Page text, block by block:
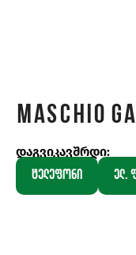
Maschio
დაგვიკავშრდი:
ტელეფონი
ელ.